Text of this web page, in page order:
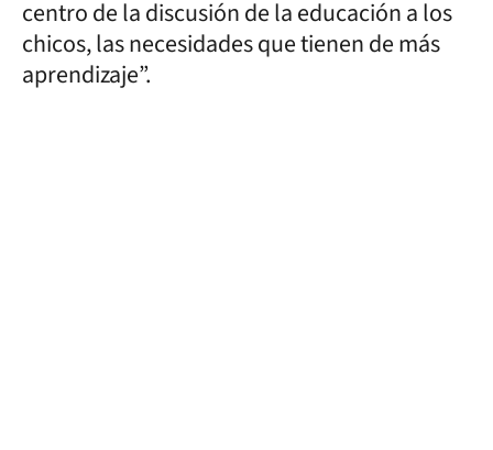
centro de la discusión de la educación a los
chicos, las necesidades que tienen de más
aprendizaje”.